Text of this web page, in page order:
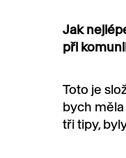
Jak
při
Toto je
bych
tři tipy,